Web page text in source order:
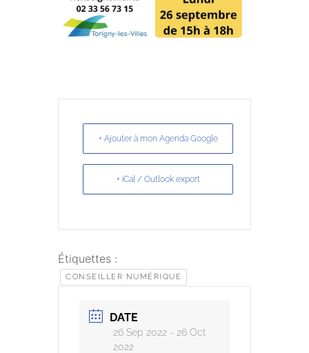
+ Ajouter à mon Agenda Google
+ iCal / Outlook export
Étiquettes :
CONSEILLER NUMÉRIQUE
DATE
26 Sep 2022 - 26 Oct
2022